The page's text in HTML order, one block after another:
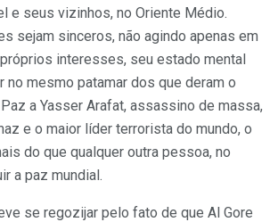
e seus vizinhos, no Oriente Médio.
sejam sinceros, não agindo apenas em
interesses, seu estado mental
no mesmo patamar dos que deram o
a Yasser Arafat, assassino de massa,
e o maior líder terrorista do mundo, o
do que qualquer outra pessoa, no
a paz mundial.
se regozijar pelo fato de que Al Gore